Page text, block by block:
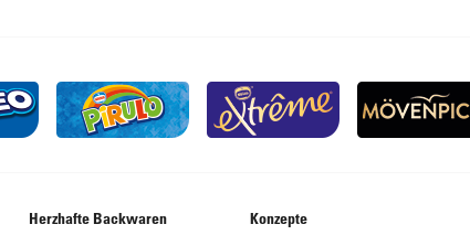
Herzhafte Backwaren Konzepte